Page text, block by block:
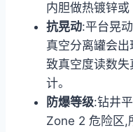
内胆做热镀锌或
抗晃动:平台晃
真空分离罐会
致真空度读数
计。
防爆等级:钻井
Zone 2 危险区,